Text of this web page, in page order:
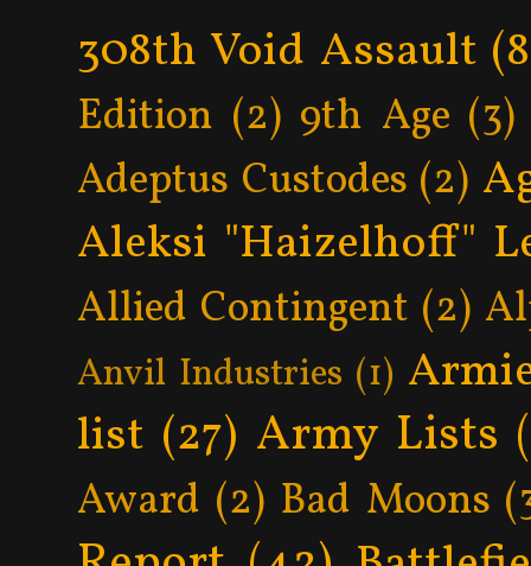
308th Void Assault
Edition (2) 9th Age (3)
Adeptus Custodes (2)
Aleksi "Haizelhoff"
Allied Contingent (2)
Anvil Industries (1)
list (27) Army Lists
Award (2) Bad Moons